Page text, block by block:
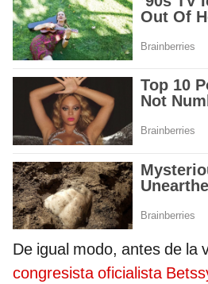
De igual modo, antes de la
congresista oficialista